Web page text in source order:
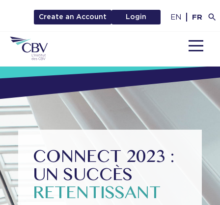
Create an Account Login EN FR
CONNECT 2023 :
UN SUCCÈS
RETENTISSANT